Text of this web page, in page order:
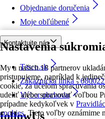
Nastavenia
My a našich 18 partnerov
pristupujeme, napríklad k
cookie, za účelom spracúvania
udeliť alebo spravovať voľbou
prípadne kedykoľvek v
cookies. Tieto voľby oznámime
Objednanie doručenia
Moje obľúbené
Kontaktujte nás
Tesco.sk
Zákaznícka linka -
Výber obchodu
followUs